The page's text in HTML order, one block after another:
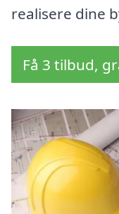
realisere dine
Få 3 tilbud,